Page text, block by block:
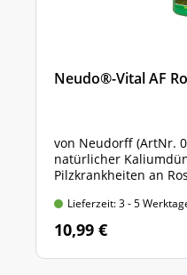
Neudo®-Vital AF
von Neudorff (ArtNr.
natürlicher
Pilzkrankheiten an
Lieferzeit: 3 - 5
10,99 €